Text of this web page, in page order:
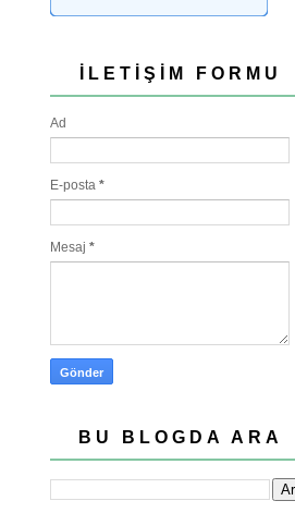
İLETIŞIM FORMU
Ad
E-posta *
Mesaj *
BU BLOGDA ARA